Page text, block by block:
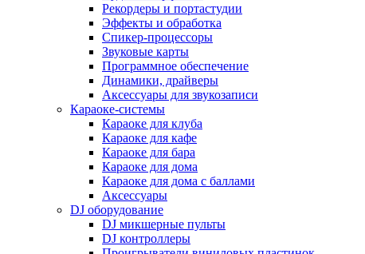
Рекордеры и портастудии
Эффекты и обработка
Спикер-процессоры
Звуковые карты
Программное обеспечение
Динамики, драйверы
Аксессуары для звукозаписи
Караоке-системы
Караоке для клуба
Караоке для кафе
Караоке для бара
Караоке для дома
Караоке для дома с баллами
Аксессуары
DJ оборудование
DJ микшерные пульты
DJ контроллеры